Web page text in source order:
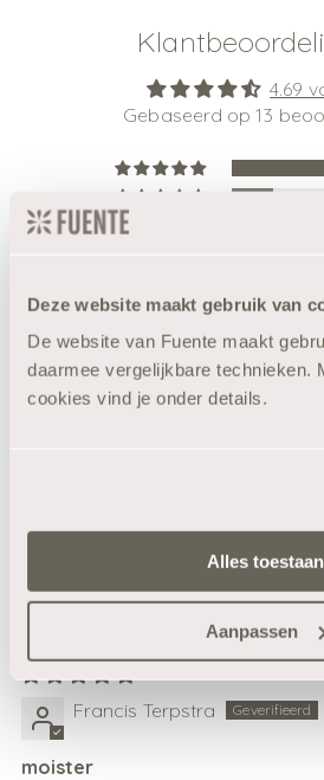
Deze website maakt gebruik van
De website van Fuente maakt
daarmee vergelijkbare technieken.
cookies vind je onder details.
Alles toestaan
Aanpassen
4.69
Gebaseerd op 13
Schrijf een
Francis Terpstra
moister